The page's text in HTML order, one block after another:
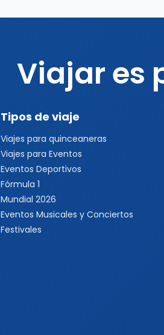
Viajar es
Tipos de viaje
Viajes para quinceaneras
Viajes para Eventos
Eventos Deportivos
Fórmula 1
Mundial 2026
Eventos Musicales y Conciertos
Festivales